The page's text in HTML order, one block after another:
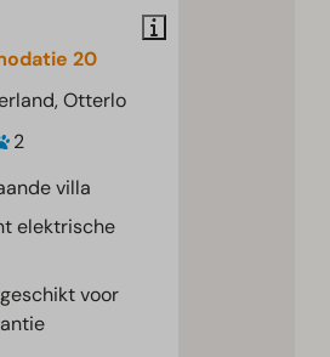
20
Otterlo
2
villa
elektrische
voor